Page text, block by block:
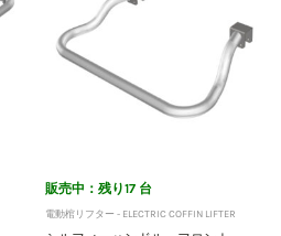
販売中：残り17 台
電動棺リフター - ELECTRIC COFFIN LIFTER